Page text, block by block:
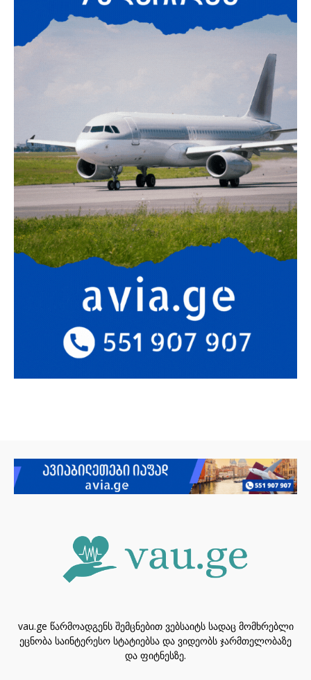
vau.ge წარმოადგენს შემცნებით ვებსაიტს სადაც მომხრებლი
ეცნობა საინტერესო სტატიებსა და ვიდეობს ჯარმთელობაზე
და ფიტნესზე.